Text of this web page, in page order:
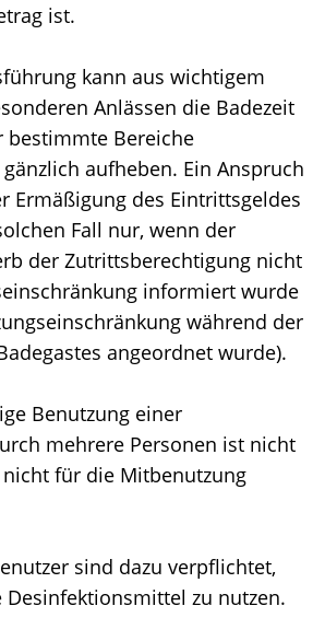
ist.
kann aus wichtigem
Anlässen die Badezeit
Bereiche
aufheben. Ein Anspruch
Ermäßigung des Eintrittsgeldes
Fall nur, wenn der
der Zutrittsberechtigung nicht
informiert wurde
während der
angeordnet wurde).
Benutzung einer
mehrere Personen ist nicht
für die Mitbenutzung
sind dazu verpflichtet,
Desinfektionsmittel zu nutzen.